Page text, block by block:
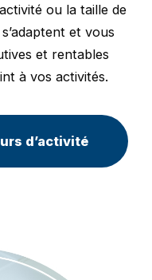
ou la taille de
et vous
et rentables
à vos activités.
d’activité